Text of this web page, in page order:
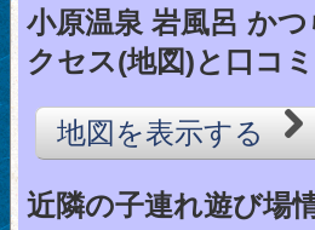
小原温泉 岩風呂 か
クセス(地図)と口コミ
地図を表示する
近隣の子連れ遊び場